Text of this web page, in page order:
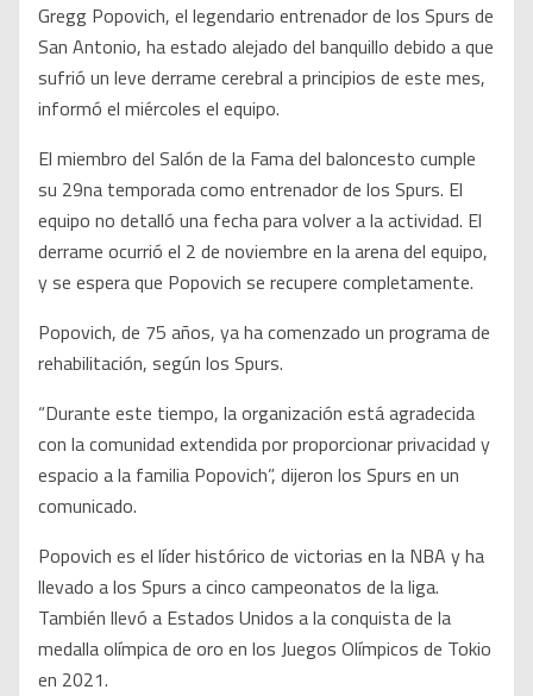
Gregg Popovich, el legendario entrenador de los Spurs de
San Antonio, ha estado alejado del banquillo debido a que
sufrió un leve derrame cerebral a principios de este mes,
informó el miércoles el equipo.
El miembro del Salón de la Fama del baloncesto cumple
su 29na temporada como entrenador de los Spurs. El
equipo no detalló una fecha para volver a la actividad. El
derrame ocurrió el 2 de noviembre en la arena del equipo,
y se espera que Popovich se recupere completamente.
Popovich, de 75 años, ya ha comenzado un programa de
rehabilitación, según los Spurs.
“Durante este tiempo, la organización está agradecida
con la comunidad extendida por proporcionar privacidad y
espacio a la familia Popovich”, dijeron los Spurs en un
comunicado.
Popovich es el líder histórico de victorias en la NBA y ha
llevado a los Spurs a cinco campeonatos de la liga.
También llevó a Estados Unidos a la conquista de la
medalla olímpica de oro en los Juegos Olímpicos de Tokio
en 2021.